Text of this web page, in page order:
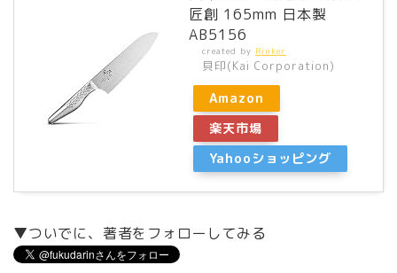
匠創 165mm 日本製
AB5156
created by Rinker
貝印(Kai Corporation)
Amazon
楽天市場
Yahooショッピング
▼ついでに、著者をフォローしてみる